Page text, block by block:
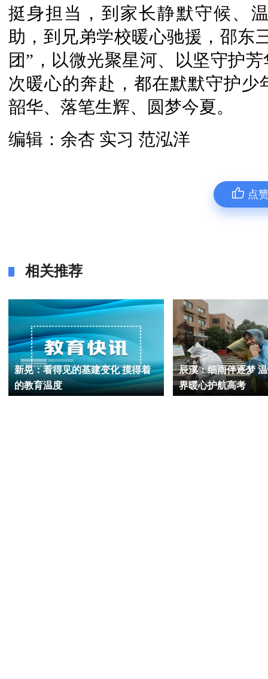
挺身担当，到家长静默守候、
助，到兄弟学校暖心驰援，邵东
团”，以微光聚星河、以坚守护
次暖心的奔赴，都在默默守护
韶华、落笔生辉、圆梦今夏。
编辑：余杏 实习 范泓洋
点
相关推荐
新晃：看得见的基建变化 摸得着
的教育温度
辰溪：细雨伴逐梦
界暖心护航高考